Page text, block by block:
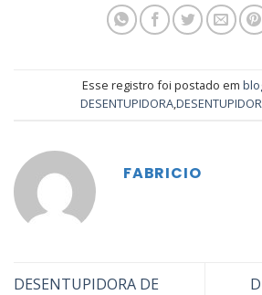
Esse registro foi postado em
DESENTUPIDORA,
FABRICIO
DESENTUPIDORA DE